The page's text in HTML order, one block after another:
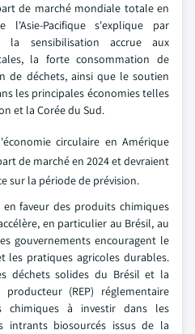
de marché mondiale totale en
Pacifique s'explique par
la sensibilisation accrue aux
la forte consommation de
de déchets, ainsi que le soutien
les principales économies telles
et la Corée du Sud.
circulaire en Amérique
de marché en 2024 et devraient
sur la période de prévision.
faveur des produits chimiques
en particulier au Brésil, au
gouvernements encouragent le
les pratiques agricoles durables.
déchets solides du Brésil et la
(REP) réglementaire
chimiques à investir dans les
intrants biosourcés issus de la